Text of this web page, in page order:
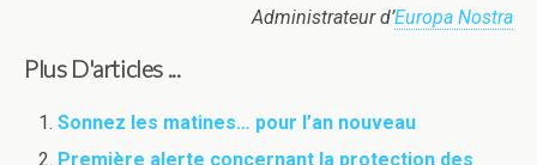
Administrateur d’Europa Nostra
Plus D'articles ...
Sonnez les matines… pour l’an nouveau
Première alerte concernant la protection des